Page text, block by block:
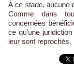
À ce stade, aucune
Comme dans
concernées
ce qu'une
leur sont reprochés.